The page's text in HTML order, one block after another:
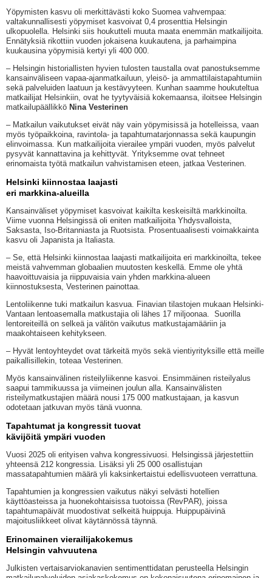
Yöpymisten kasvu oli merkittävästi koko Suomea vahvempaa:
valtakunnallisesti yöpymiset kasvoivat 0,4 prosenttia Helsingin
ulkopuolella. Helsinki siis houkutteli muuta maata enemmän matkailijoita.
Ennätyksiä rikottiin vuoden jokaisena kuukautena, ja parhaimpina
kuukausina yöpymisiä kertyi yli 400 000.
– Helsingin historiallisten hyvien tulosten taustalla ovat panostuksemme
kansainväliseen vapaa-ajanmatkailuun, yleisö- ja ammattilaistapahtumiin
sekä palveluiden laatuun ja kestävyyteen. Kunhan saamme houkuteltua
matkailijat Helsinkiin, ovat he tyytyväisiä kokemaansa, iloitsee Helsingin
matkailupäällikkö Nina Vesterinen
– Matkailun vaikutukset eivät näy vain yöpymisissä ja hotelleissa, vaan
myös työpaikkoina, ravintola- ja tapahtumatarjonnassa sekä kaupungin
elinvoimassa. Kun matkailijoita vierailee ympäri vuoden, myös palvelut
pysyvät kannattavina ja kehittyvät. Yrityksemme ovat tehneet
erinomaista työtä matkailun vahvistamisen eteen, jatkaa Vesterinen.
Helsinki kiinnostaa laajasti
eri markkina-alueilla
Kansainväliset yöpymiset kasvoivat kaikilta keskeisiltä markkinoilta.
Viime vuonna Helsingissä oli eniten matkailijoita Yhdysvalloista,
Saksasta, Iso-Britanniasta ja Ruotsista. Prosentuaalisesti voimakkainta
kasvu oli Japanista ja Italiasta.
– Se, että Helsinki kiinnostaa laajasti matkailijoita eri markkinoilta, tekee
meistä vahvemman globaalien muutosten keskellä. Emme ole yhtä
haavoittuvaisia ja riippuvaisia vain yhden markkina-alueen
kiinnostuksesta, Vesterinen painottaa.
Lentoliikenne tuki matkailun kasvua. Finavian tilastojen mukaan Helsinki-
Vantaan lentoasemalla matkustajia oli lähes 17 miljoonaa. Suorilla
lentoreiteillä on selkeä ja välitön vaikutus matkustajamääriin ja
maakohtaiseen kehitykseen.
– Hyvät lentoyhteydet ovat tärkeitä myös sekä vientiyrityksille että meille
paikallisillekin, toteaa Vesterinen.
Myös kansainvälinen risteilyliikenne kasvoi. Ensimmäinen risteilyalus
saapui tammikuussa ja viimeinen joulun alla. Kansainvälisten
risteilymatkustajien määrä nousi 175 000 matkustajaan, ja kasvun
odotetaan jatkuvan myös tänä vuonna.
Tapahtumat ja kongressit tuovat
kävijöitä ympäri vuoden
Vuosi 2025 oli erityisen vahva kongressivuosi. Helsingissä järjestettiin
yhteensä 212 kongressia. Lisäksi yli 25 000 osallistujan
massatapahtumien määrä yli kaksinkertaistui edellisvuoteen verrattuna.
Tapahtumien ja kongressien vaikutus näkyi selvästi hotellien
käyttöasteissa ja huonekohtaisissa tuotoissa (RevPAR), joissa
tapahtumapäivät muodostivat selkeitä huippuja. Huippupäivinä
majoitusliikkeet olivat käytännössä täynnä.
Erinomainen vierailijakokemus
Helsingin vahvuutena
Julkisten vertaisarviokanavien sentimenttidatan perusteella Helsingin